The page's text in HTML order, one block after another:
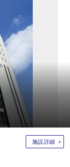
施設詳細